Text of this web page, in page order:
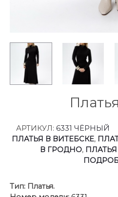
АРТИКУЛ: 6331 ЧЁРНЫЙ
ПЛАТЬЯ В ВИТЕБСКЕ,
В ГРОДНО,
Тип: Платья.